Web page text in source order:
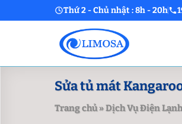
to
Thứ 2 - Chủ nhật : 8h - 20h
Sửa tủ mát
Trang chủ»Dịch Vụ Điện Lạnh